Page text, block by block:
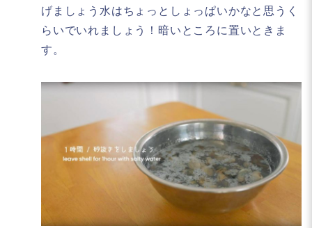
げましょう水はちょっとしょっぱいかなと思うく
らいでいれましょう！暗いところに置いときま
す。